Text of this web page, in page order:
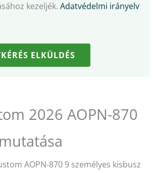
kezeljék. Adatvédelmi irányelv
ELKÜLDÉS
2026 AOPN-870
AOPN-870 9 személyes kisbusz